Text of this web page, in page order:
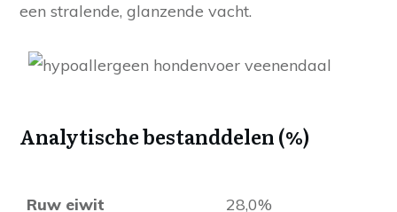
een stralende, glanzende vacht.
Analytische bestanddelen (%)
Ruw eiwit 28,0%